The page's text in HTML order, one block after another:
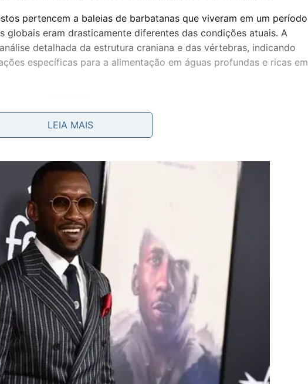
pertencem a baleias de barbatanas que viveram em um período
globais eram drasticamente diferentes das condições atuais. A
detalhada da estrutura craniana e das vértebras, indicando
específicas para a alimentação em águas profundas e ricas em
LEIA MAIS